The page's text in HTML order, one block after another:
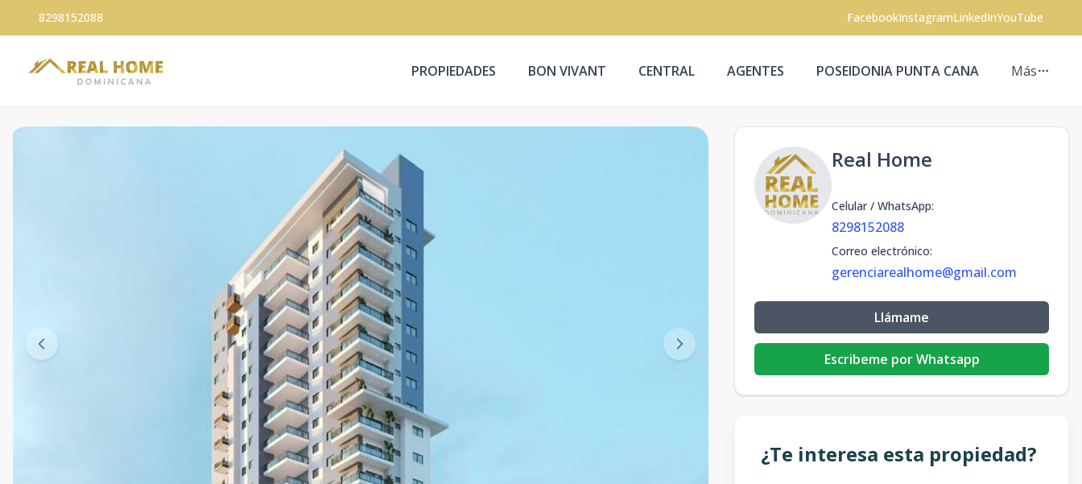
8298152088 FacebookInstagramLinkedInYouTube
PROPIEDADES BON VIVANT CENTRAL AGENTES POSEIDONIA PUNTA CANA Más
Real Home
Celular / WhatsApp:
8298152088
Correo electrónico:
gerenciarealhome@gmail.com
Llámame
Escribeme por Whatsapp
¿Te interesa esta propiedad?